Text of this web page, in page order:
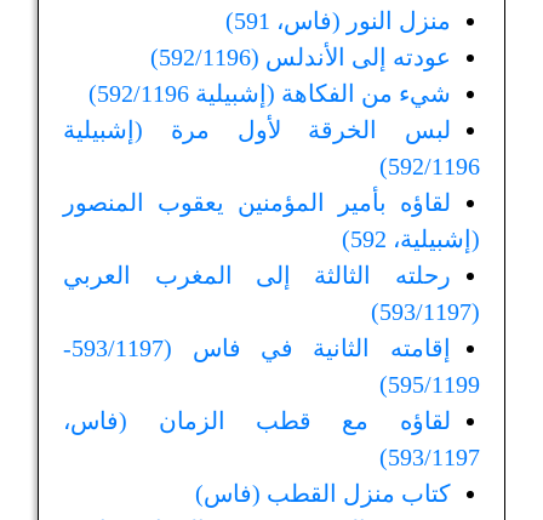
منزل النور (فاس، 591)
عودته إلى الأندلس (592/1196)
شيء من الفكاهة (إشبيلية 592/1196)
لبس الخرقة لأول مرة (إشبيلية
592/1196)
لقاؤه بأمير المؤمنين يعقوب المنصور
(إشبيلية، 592)
رحلته الثالثة إلى المغرب العربي
(593/1197)
إقامته الثانية في فاس (593/1197-
595/1199)
لقاؤه مع قطب الزمان (فاس،
593/1197)
كتاب منزل القطب (فاس)